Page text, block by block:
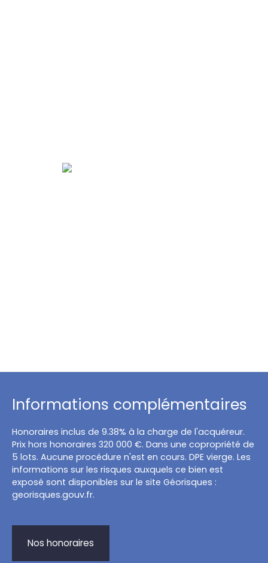
Informations complémentaires
Honoraires inclus de 9.38% à la charge de l'acquéreur.
Prix hors honoraires 320 000 €. Dans une copropriété de
5 lots. Aucune procédure n'est en cours. DPE vierge. Les
informations sur les risques auxquels ce bien est
exposé sont disponibles sur le site Géorisques :
georisques.gouv.fr.
Nos honoraires